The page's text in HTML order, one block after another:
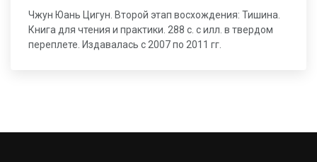
Чжун Юань Цигун. Второй этап восхождения: Тишина.
Книга для чтения и практики. 288 с. с илл. в твердом
переплете. Издавалась с 2007 по 2011 гг.